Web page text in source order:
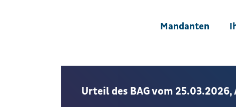
Mandanten
Urteil des BAG vom